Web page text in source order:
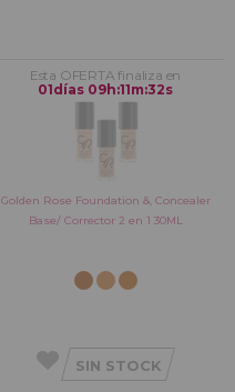
Esta OFERTA finaliza en
01días 09 h:11m:31s
Golden Rose Foundation &, Concealer
Base/ Corrector 2 en 1 30ML
SIN STOCK